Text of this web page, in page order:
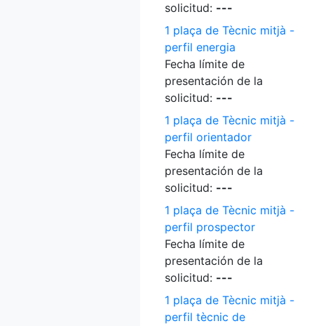
solicitud: ---
1 plaça de Tècnic mitjà -
perfil energia
Fecha límite de
presentación de la
solicitud: ---
1 plaça de Tècnic mitjà -
perfil orientador
Fecha límite de
presentación de la
solicitud: ---
1 plaça de Tècnic mitjà -
perfil prospector
Fecha límite de
presentación de la
solicitud: ---
1 plaça de Tècnic mitjà -
perfil tècnic de